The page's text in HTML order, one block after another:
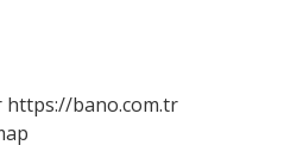
https://bano.com.tr